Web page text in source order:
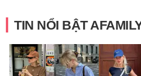
TIN NỔI BẬT